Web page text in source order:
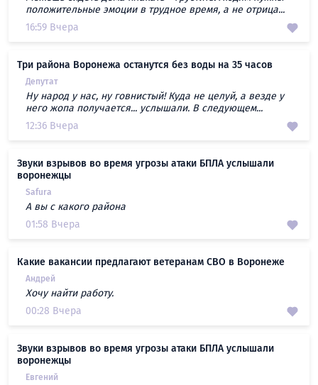
положительные эмоции в трудное время, а не отрица...
16:59 Вчера
Три района Воронежа останутся без воды на 35 часов
Депутат
Ну народ у нас, ну говнистый! Куда не целуй, а везде у
него жопа получается... услышали. В следующем...
12:36 Вчера
Звуки взрывов во время угрозы атаки БПЛА услышали
воронежцы
Safura
А вы с какого района
01:58 Вчера
Какие вакансии предлагают ветеранам СВО в Воронеже
Андрей
Хочу найти работу.
00:28 Вчера
Звуки взрывов во время угрозы атаки БПЛА услышали
воронежцы
Евгений